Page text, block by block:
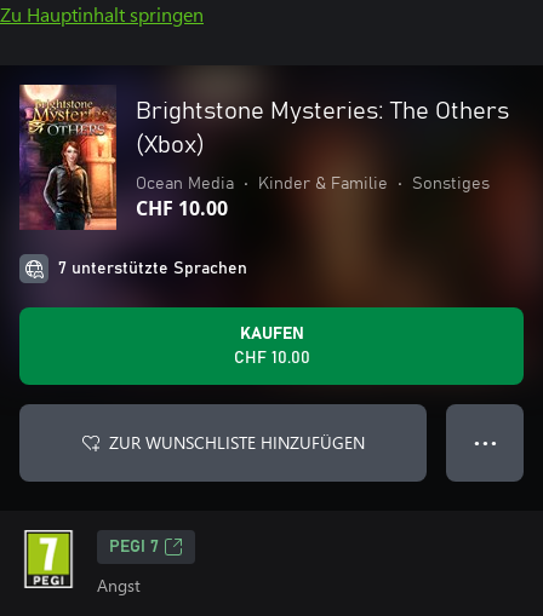
Zu Hauptinhalt springen
Brightstone Mysteries: The Others
(Xbox)
Ocean Media • Kinder & Familie • Sonstiges
CHF 10.00
7 unterstützte Sprachen
KAUFEN
CHF 10.00
ZUR WUNSCHLISTE HINZUFÜGEN ● ● ●
PEGI 7
Angst